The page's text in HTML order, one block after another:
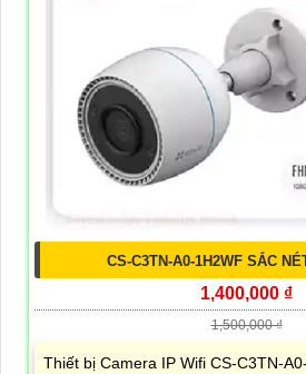
CS-C3TN-A0-1H2WF SẮC
1,400,000 ₫
1,500,000 ₫
Thiết bị Camera IP Wifi CS-C3TN-